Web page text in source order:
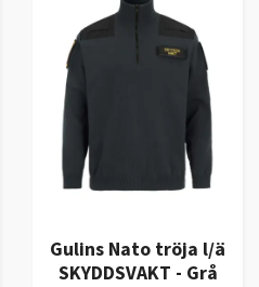
Gulins Nato tröja l/ä
SKYDDSVAKT - Grå